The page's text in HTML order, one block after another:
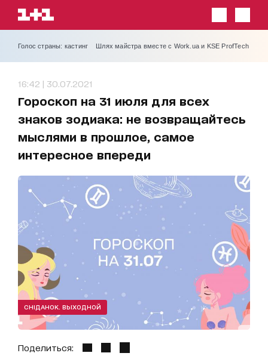
Голос страны: кастинг Шлях майстра вместе с Work.ua и KSE ProfTech
16:42 | 30.07.2021
Гороскоп на 31 июля для всех
знаков зодиака: не возвращайтесь
мыслями в прошлое, самое
интересное впереди
СНІДАНОК. ВЫХОДНОЙ
Поделиться: